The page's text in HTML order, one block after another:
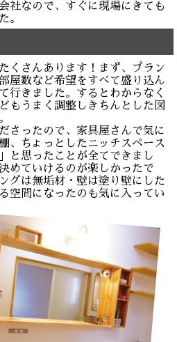
社なので、すぐに現場にきても
。
くさんあります！まず、プラン
屋数など希望をすべて盛り込ん
行きました。するとわからなく
もうまく調整しきちんとした図
さったので、家具屋さんで気に
、ちょっとしたニッチスペース
と思ったことが全てできまし
めていけるのが楽しかったで
グは無垢材・壁は塗り壁にした
空間になったのも気に入ってい